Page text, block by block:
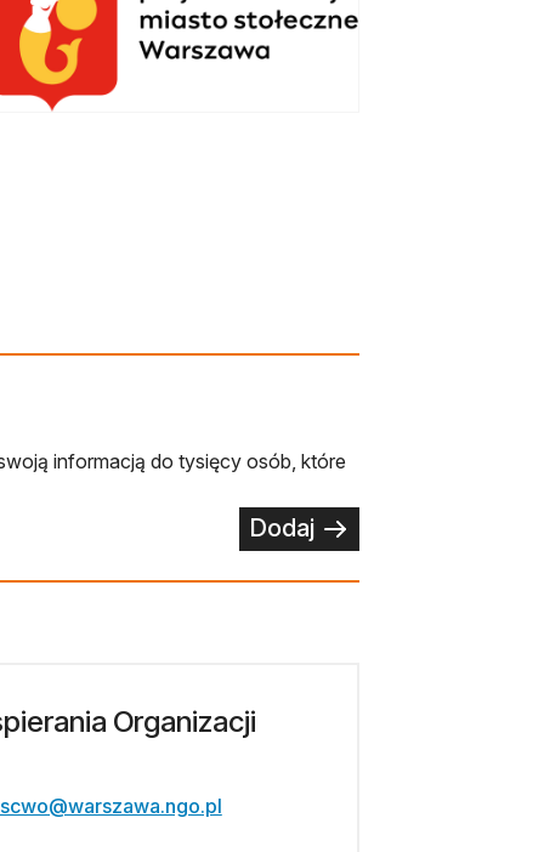
informacją do tysięcy osób, które
Dodaj
Organizacji
scwo@warszawa.ngo.pl